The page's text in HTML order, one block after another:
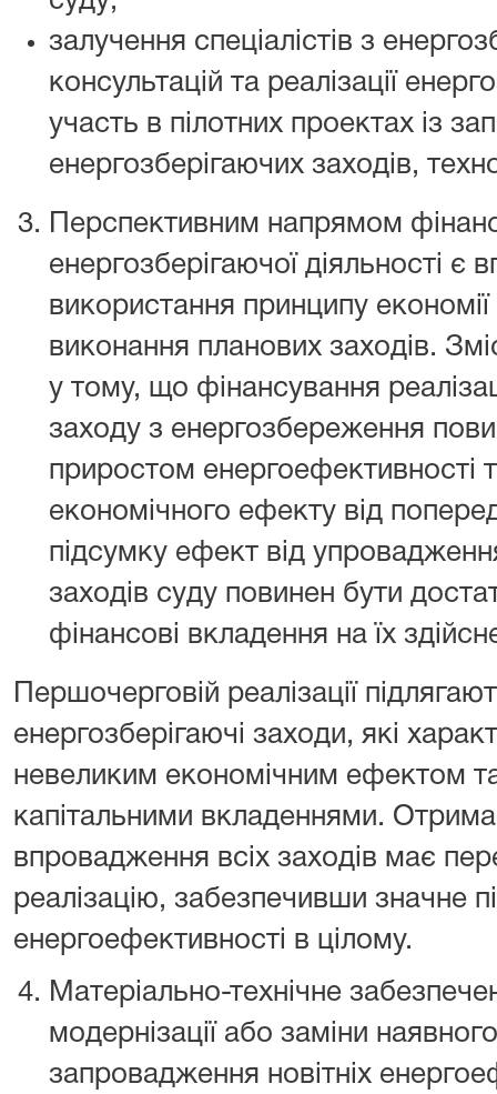
залучення спеціалістів з
консультацій та реалізації
участь в пілотних проектах із
енергозберігаючих заходів,
Перспективним напрямом
енергозберігаючої діяльності є
використання принципу
виконання планових заходів.
у тому, що фінансування
заходу з енергозбереження
приростом енергоефективності
економічного ефекту від
підсумку ефект від
заходів суду повинен бути
фінансові вкладення на їх
Першочерговій реалізації
енергозберігаючі заходи, які
невеликим економічним ефектом
капітальними вкладеннями.
впровадження всіх заходів має
реалізацію, забезпечивши значне
енергоефективності в цілому.
Матеріально-технічне
модернізації або заміни
запровадження новітніх